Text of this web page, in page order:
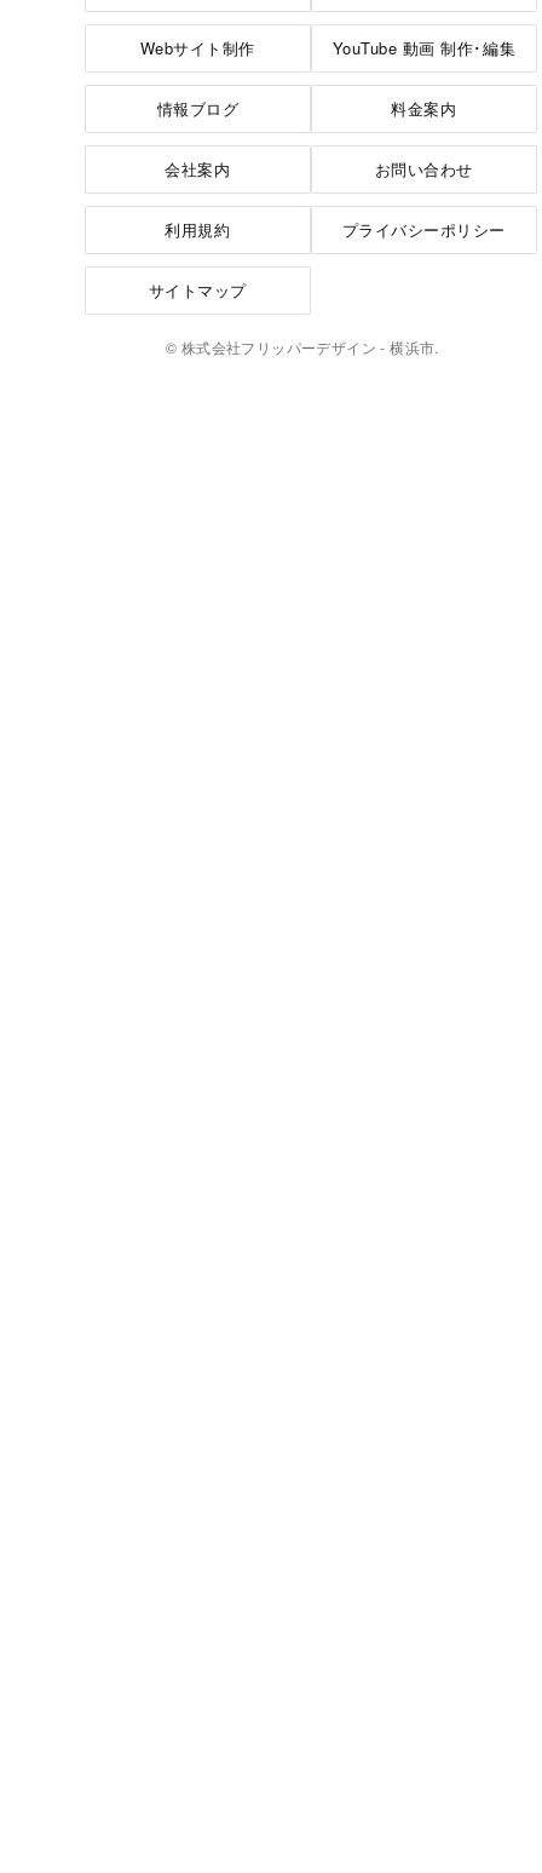
Webサイト制作 YouTube 動画 制作･編集
情報ブログ 料金案内
会社案内 お問い合わせ
利用規約 プライバシーポリシー
サイトマップ
© 株式会社フリッパーデザイン - 横浜市.